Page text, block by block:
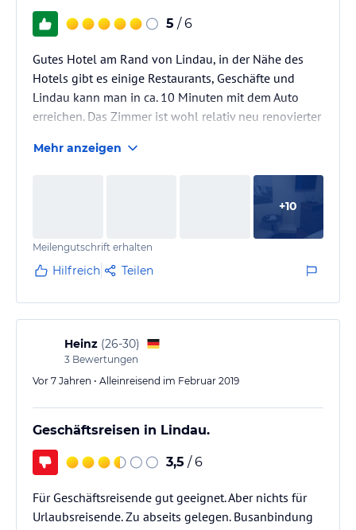
5 / 6
Gutes Hotel am Rand von Lindau, in der Nähe des
Hotels gibt es einige Restaurants, Geschäfte und
Lindau kann man in ca. 10 Minuten mit dem Auto
erreichen. Das Zimmer ist wohl relativ neu renovierter
es einen Fön.
Mehr anzeigen
+10
Meilengutschrift erhalten
Hilfreich Teilen
Heinz (26-30)
3 Bewertungen
Vor 7 Jahren • Alleinreisend im Februar 2019
Geschäftsreisen in Lindau.
3,5 / 6
Für Geschäftsreisende gut geeignet. Aber nichts für
Urlaubsreisende. Zu abseits gelegen. Busanbindung